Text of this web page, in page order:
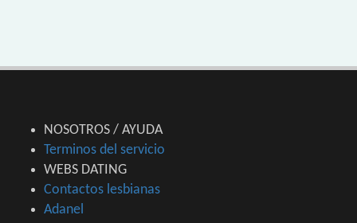
NOSOTROS / AYUDA
Terminos del servicio
WEBS DATING
Contactos lesbianas
Adanel